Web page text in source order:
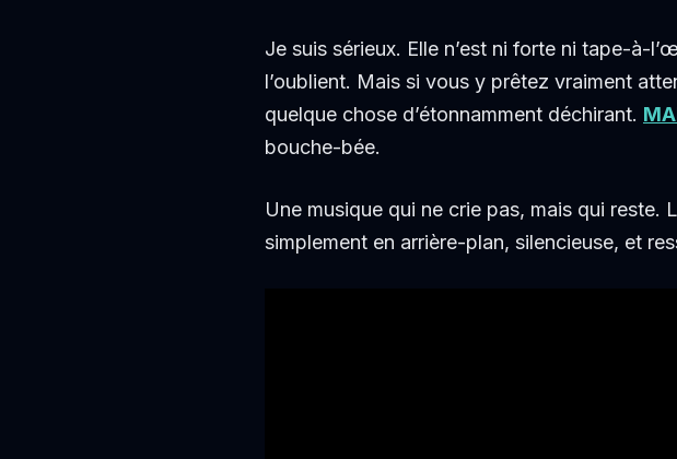
Je suis sérieux. Elle n’est ni forte ni tape-à-
l’oublient. Mais si vous y prêtez vraiment
quelque chose d’étonnamment déchirant.
bouche-bée.
Une musique qui ne crie pas, mais qui reste.
simplement en arrière-plan, silencieuse, et